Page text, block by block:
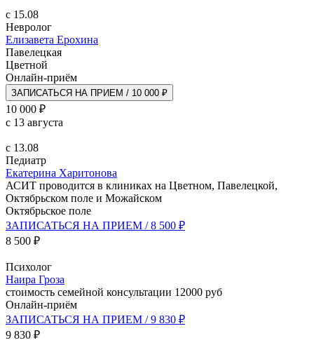
с 15.08
Невролог
Елизавета Ерохина
Павелецкая
Цветной
Онлайн-приём
ЗАПИСАТЬСЯ НА ПРИЕМ / 10 000 ₽
10 000 ₽
с 13 августа
с 13.08
Педиатр
Екатерина Харитонова
АСИТ проводится в клиниках на Цветном, Павелецкой,
Октябрьском поле и Можайском
Октябрьское поле
ЗАПИСАТЬСЯ НА ПРИЕМ / 8 500 ₽
8 500 ₽
Психолог
Наира Гроза
стоимость семейной консультации 12000 руб
Онлайн-приём
ЗАПИСАТЬСЯ НА ПРИЕМ / 9 830 ₽
9 830 ₽